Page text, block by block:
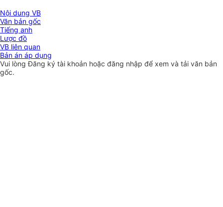
Nội dung VB
Văn bản gốc
Tiếng anh
Lược đồ
VB liên quan
Bản án áp dụng
Vui lòngĐăng ký tài khoản hoặc đăng nhập để xem và tải văn bản
gốc.